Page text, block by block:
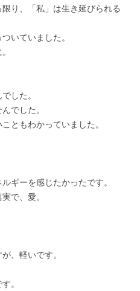
り、「私」 は生き延びられる
いていました。
した。
でした。
ともわかっていました。
ギーを感じたかったです。
で、愛。
、軽いです。
。